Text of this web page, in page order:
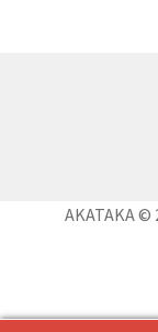
AKATAKA ©